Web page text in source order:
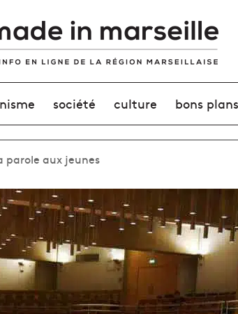
société culture bons plans
parole aux jeunes